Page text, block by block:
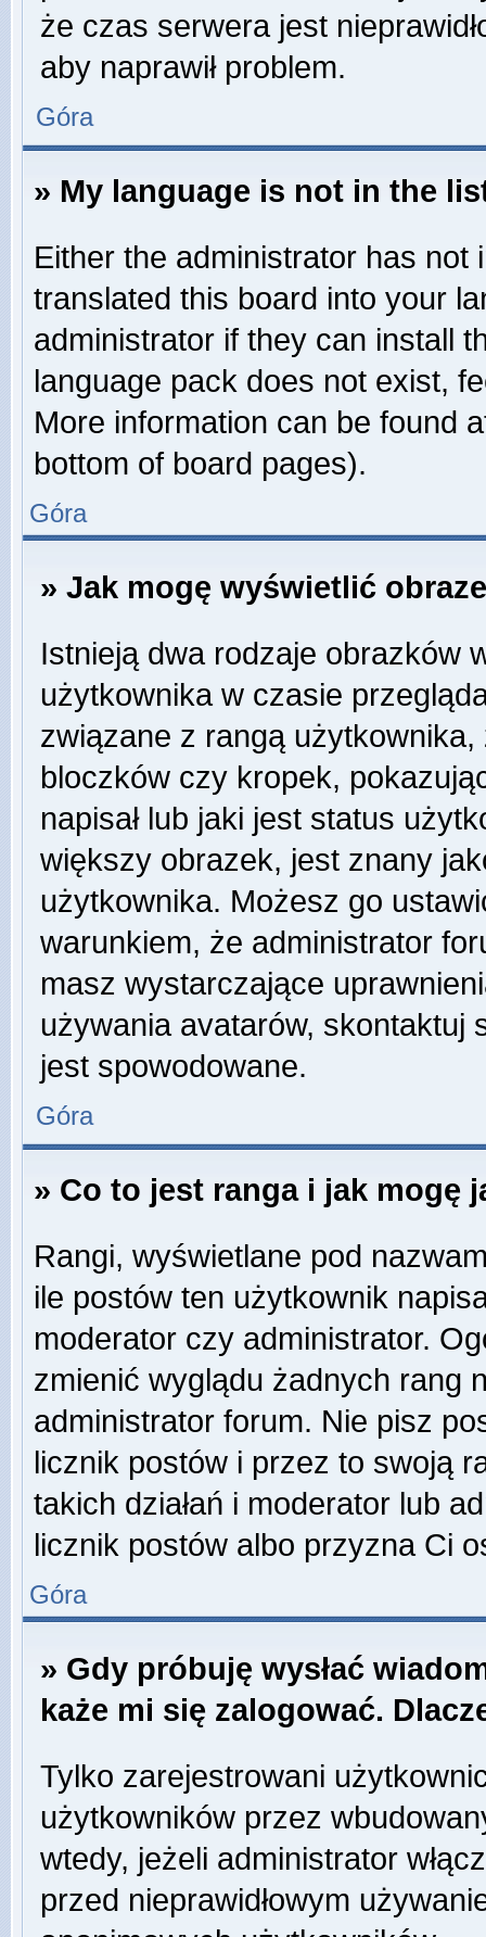
że czas serwera jest
aby naprawił problem.
Góra
» My language is not in the
Either the administrator has
translated this board into your
administrator if they can install
language pack does not exist,
More information can be found
bottom of board pages).
Góra
» Jak mogę wyświetlić
Istnieją dwa rodzaje obrazków
użytkownika w czasie
związane z rangą
bloczków czy kropek,
napisał lub jaki jest status
większy obrazek, jest znany
użytkownika. Możesz go
warunkiem, że administrator
masz wystarczające
używania avatarów, skontaktuj
jest spowodowane.
Góra
» Co to jest ranga i jak mogę
Rangi, wyświetlane pod
ile postów ten użytkownik
moderator czy administrator.
zmienić wyglądu żadnych rang
administrator forum. Nie pisz
licznik postów i przez to swoją
takich działań i moderator lub
licznik postów albo przyzna Ci
Góra
» Gdy próbuję wysłać
każe mi się zalogować.
Tylko zarejestrowani
użytkowników przez
wtedy, jeżeli administrator
przed nieprawidłowym